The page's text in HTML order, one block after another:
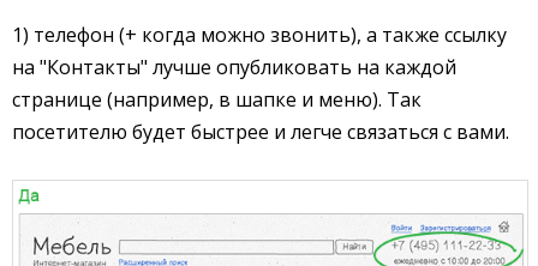
1) телефон (+ когда можно звонить), а также ссылку
на "Контакты" лучше опубликовать на каждой
странице (например, в шапке и меню). Так
посетителю будет быстрее и легче связаться с вами.